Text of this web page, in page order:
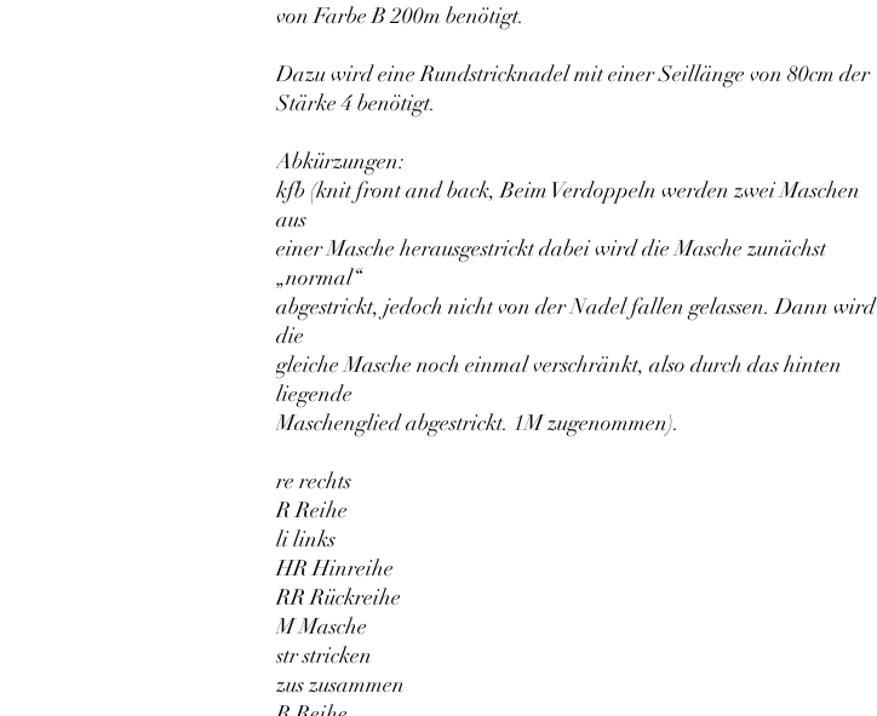
von Farbe B 200m benötigt.
Dazu wird eine Rundstricknadel mit einer Seillänge von 80cm der
Stärke 4 benötigt.
Abkürzungen:
kfb (knit front and back, Beim Verdoppeln werden zwei Maschen
aus
einer Masche herausgestrickt dabei wird die Masche zunächst
„normal“
abgestrickt, jedoch nicht von der Nadel fallen gelassen. Dann wird
die
gleiche Masche noch einmal verschränkt, also durch das hinten
liegende
Maschenglied abgestrickt. 1M zugenommen).
re rechts
R Reihe
li links
HR Hinreihe
RR Rückreihe
M Masche
str stricken
zus zusammen